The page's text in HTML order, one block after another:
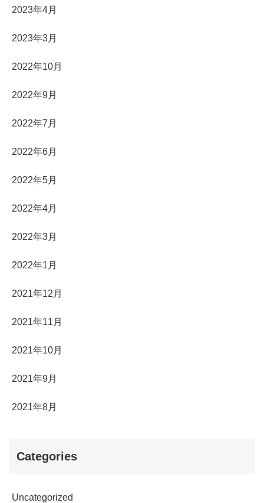
2023年4月
2023年3月
2022年10月
2022年9月
2022年7月
2022年6月
2022年5月
2022年4月
2022年3月
2022年1月
2021年12月
2021年11月
2021年10月
2021年9月
2021年8月
Categories
Uncategorized